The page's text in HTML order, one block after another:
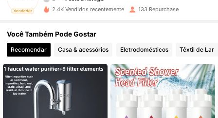
Vendedor
4,70
4,70 99 Seguidores
4,70 99 Seguidores
2.4K Vendidos recentemente 133 Repurchase
Você Também Pode Gostar
Recomendar Casa & acessórios Eletrodomésticos Têxtil de Lar